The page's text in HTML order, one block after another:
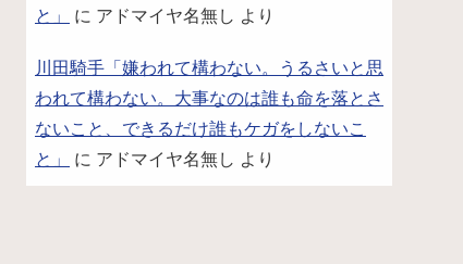
と」
に アドマイヤ名無し より
川田騎手「嫌われて構わない。うるさいと思
われて構わない。大事なのは誰も命を落とさ
ないこと、できるだけ誰もケガをしないこ
と」
に アドマイヤ名無し より